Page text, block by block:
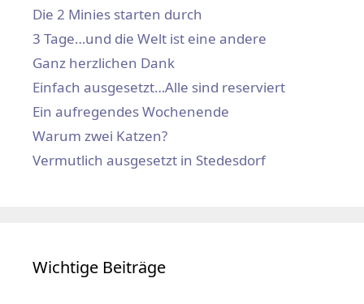
Die 2 Minies starten durch
3 Tage…und die Welt ist eine andere
Ganz herzlichen Dank
Einfach ausgesetzt…Alle sind reserviert
Ein aufregendes Wochenende
Warum zwei Katzen?
Vermutlich ausgesetzt in Stedesdorf
Wichtige Beiträge